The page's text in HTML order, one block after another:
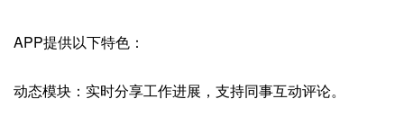
APP提供以下特色：
动态模块：实时分享工作进展，支持同事互动评论。